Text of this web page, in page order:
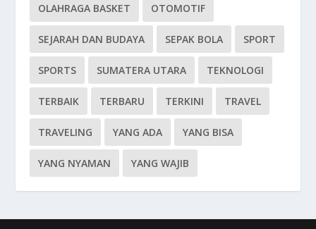
OLAHRAGA BASKET OTOMOTIF
SEJARAH DAN BUDAYA SEPAK BOLA SPORT
SPORTS SUMATERA UTARA TEKNOLOGI
TERBAIK TERBARU TERKINI TRAVEL
TRAVELING YANG ADA YANG BISA
YANG NYAMAN YANG WAJIB